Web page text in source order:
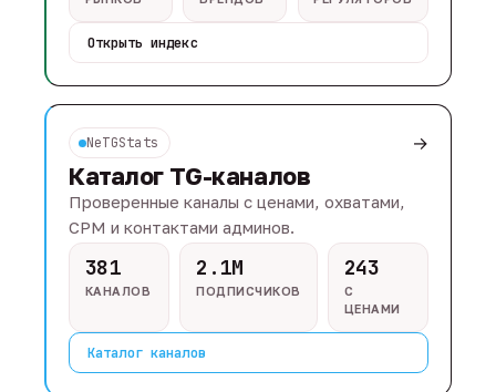
Открыть индекс
NeTGStats →
Каталог TG-каналов
Проверенные каналы с ценами, охватами,
CPM и контактами админов.
381
КАНАЛОВ
2.1M
ПОДПИСЧИКОВ
243
С
ЦЕНАМИ
Каталог каналов